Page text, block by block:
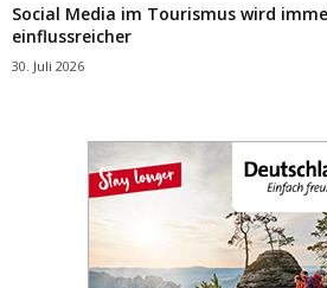
Social Media im Tourismus wird
einflussreicher
30. Juli 2026